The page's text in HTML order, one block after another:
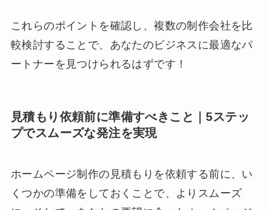
これらのポイントを確認し、複数の制作会社を比
較検討することで、あなたのビジネスに最適なパ
ートナーを見つけられるはずです！
見積もり依頼前に準備すべきこと｜5ステッ
プでスムーズな発注を実現
ホームページ制作の見積もりを依頼する前に、い
くつかの準備をしておくことで、よりスムーズ